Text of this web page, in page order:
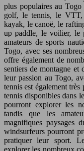
plus populaires au
golf, le tennis, le
kayak, le canoë, le
up paddle, le voilier, le
amateurs de sports
Togo, avec ses
offre également de
sentiers de montagne et
leur passion au Togo,
tennis est également
tennis disponibles dans
pourront explorer les
tandis que les
magnifiques paysages
windsurfeurs pourront
pratiquer leur sport.
explorer les nombreux